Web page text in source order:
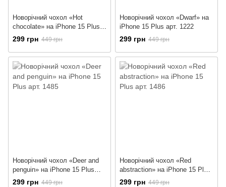
Новорічний чохол «Hot
chocolate» на iPhone 15 Plus
арт. 1183
299 грн 449 грн
Новорічний чохол «Dwarf» на
iPhone 15 Plus арт. 1222
299 грн 449 грн
Новорічний чохол «Deer and
penguin» на iPhone 15 Plus
арт. 1485
299 грн 449 грн
Новорічний чохол «Red
abstraction» на iPhone 15 Plus
арт. 1486
299 грн 449 грн